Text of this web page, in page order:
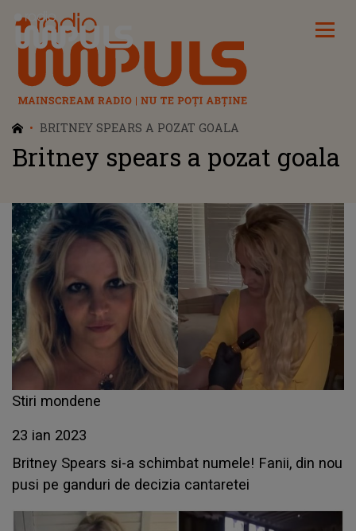
Radio Impuls
BRITNEY SPEARS A POZAT GOALA
Britney spears a pozat goala
Stiri mondene
23 ian 2023
Britney Spears si-a schimbat numele! Fanii, din nou
pusi pe ganduri de decizia cantaretei